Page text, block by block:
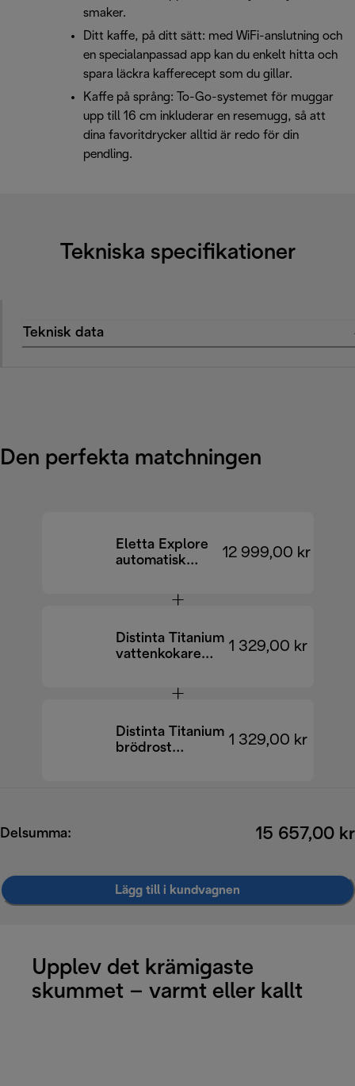
smaker.
Ditt kaffe, på ditt sätt: med WiFi-anslutning och
en specialanpassad app kan du enkelt hitta och
spara läckra kafferecept som du gillar.
Kaffe på språng: To-Go-systemet för muggar
upp till 16 cm inkluderar en resemugg, så att
dina favoritdrycker alltid är redo för din
pendling.
Tekniska specifikationer
Teknisk data
Den perfekta matchningen
Eletta Explore
automatisk
ECAM450.86.T
12 999,00 kr
Distinta Titanium
vattenkokare
1 329,00 kr
Distinta Titanium
brödrost
1 329,00 kr
Delsumma: 15 657,00 kr
Lägg till i kundvagnen
Upplev det krämigaste
skummet – varmt eller kallt